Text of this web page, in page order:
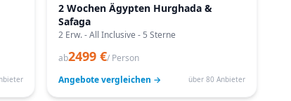
2 Wochen Ägypten Hurghada &
Safaga
2 Erw. - All Inclusive - 5 Sterne
ab2499 €/ Person
Angebote vergleichen →
über 80 Anbieter